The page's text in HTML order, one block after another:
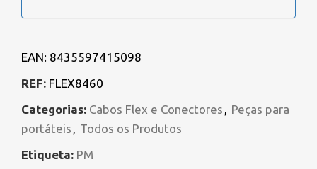
EAN: 8435597415098
REF: FLEX8460
Categorias: Cabos Flex e Conectores , Peças para
portáteis , Todos os Produtos
Etiqueta: PM